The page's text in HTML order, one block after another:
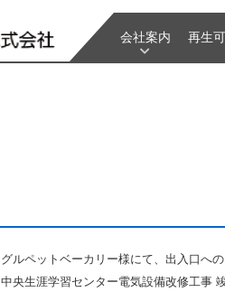
会社案内 再生
グルペットベーカリー様にて、出入口へ
中央生涯学習センター電気設備改修工事